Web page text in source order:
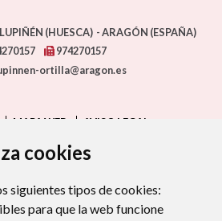
cookies
siguientes tipos de cookies:
para que la web funcione
LUPIÑÉN (HUESCA) - ARAGÓN (ESPAÑA)
974270157
ortilla@aragon.es
MAPA WEB
AVISO LEGAL
DATOS
DE COOKIES